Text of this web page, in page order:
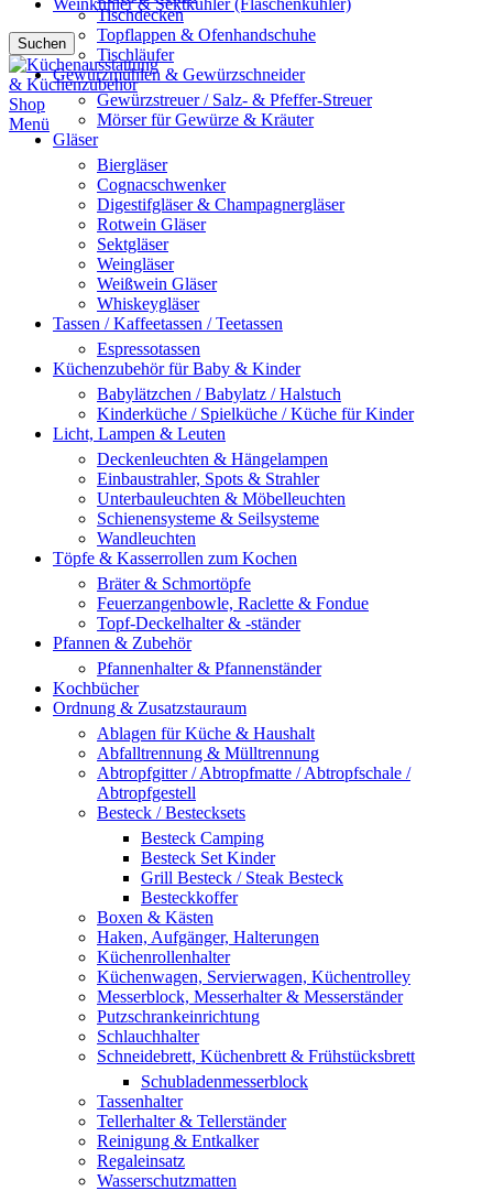
Weinkühler & Sektkühler (Flaschenkühler)
Suchen
Menü
Tischdecken
Topflappen & Ofenhandschuhe
Tischläufer
Gewürzmühlen & Gewürzschneider
Gewürzstreuer / Salz- & Pfeffer-Streuer
Mörser für Gewürze & Kräuter
Gläser
Biergläser
Cognacschwenker
Digestifgläser & Champagnergläser
Rotwein Gläser
Sektgläser
Weingläser
Weißwein Gläser
Whiskeygläser
Tassen / Kaffeetassen / Teetassen
Espressotassen
Küchenzubehör für Baby & Kinder
Babylätzchen / Babylatz / Halstuch
Kinderküche / Spielküche / Küche für Kinder
Licht, Lampen & Leuten
Deckenleuchten & Hängelampen
Einbaustrahler, Spots & Strahler
Unterbauleuchten & Möbelleuchten
Schienensysteme & Seilsysteme
Wandleuchten
Töpfe & Kasserrollen zum Kochen
Bräter & Schmortöpfe
Feuerzangenbowle, Raclette & Fondue
Topf-Deckelhalter & -ständer
Pfannen & Zubehör
Pfannenhalter & Pfannenständer
Kochbücher
Ordnung & Zusatzstauraum
Ablagen für Küche & Haushalt
Abfalltrennung & Mülltrennung
Abtropfgitter / Abtropfmatte / Abtropfschale /
Abtropfgestell
Besteck / Bestecksets
Besteck Camping
Besteck Set Kinder
Grill Besteck / Steak Besteck
Besteckkoffer
Boxen & Kästen
Haken, Aufgänger, Halterungen
Küchenrollenhalter
Küchenwagen, Servierwagen, Küchentrolley
Messerblock, Messerhalter & Messerständer
Putzschrankeinrichtung
Schlauchhalter
Schneidebrett, Küchenbrett & Frühstücksbrett
Schubladenmesserblock
Tassenhalter
Tellerhalter & Tellerständer
Reinigung & Entkalker
Regaleinsatz
Wasserschutzmatten